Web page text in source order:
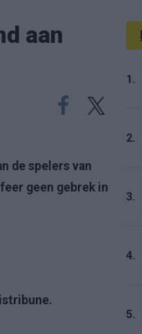
aan
de spelers van
geen gebrek in
1.
2.
3.
4.
5.